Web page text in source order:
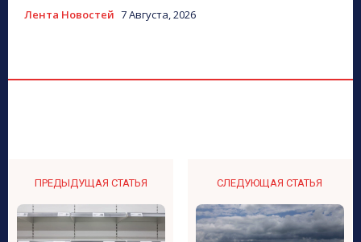
Лента Новостей 7 Августа, 2026
ПРЕДЫДУЩАЯ СТАТЬЯ СЛЕДУЮЩАЯ СТАТЬЯ